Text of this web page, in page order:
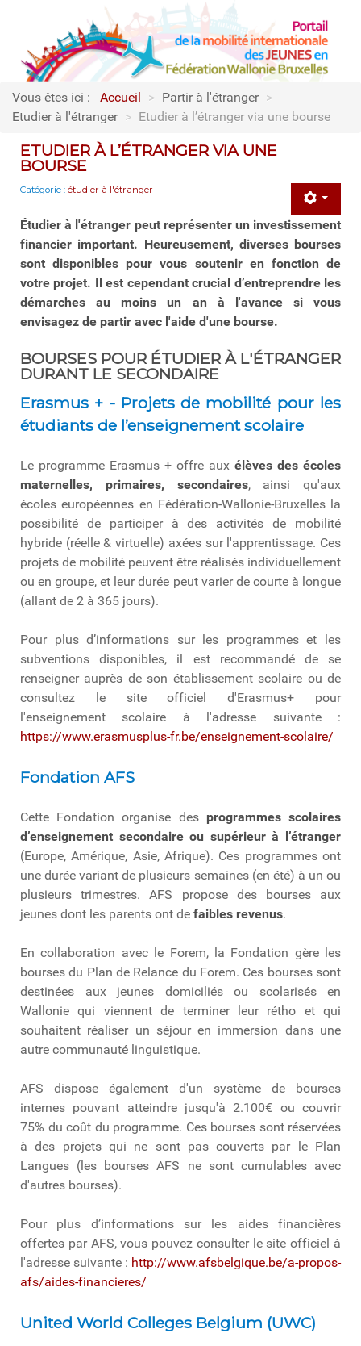
Vous êtes ici : Accueil > Partir à l'étranger >
Etudier à l'étranger > Etudier à l’étranger via une bourse
ETUDIER À L’ÉTRANGER VIA UNE
BOURSE
Catégorie : étudier à l'étranger
Étudier à l'étranger peut représenter un investissement
financier important. Heureusement, diverses bourses
sont disponibles pour vous soutenir en fonction de
votre projet. Il est cependant crucial d’entreprendre les
démarches au moins un an à l'avance si vous
envisagez de partir avec l'aide d'une bourse.
BOURSES POUR ÉTUDIER À L'ÉTRANGER
DURANT LE SECONDAIRE
Erasmus + - Projets de mobilité pour les
étudiants de l’enseignement scolaire
Le programme Erasmus + offre aux élèves des écoles
maternelles, primaires, secondaires, ainsi qu'aux
écoles européennes en Fédération-Wallonie-Bruxelles la
possibilité de participer à des activités de mobilité
hybride (réelle & virtuelle) axées sur l'apprentissage. Ces
projets de mobilité peuvent être réalisés individuellement
ou en groupe, et leur durée peut varier de courte à longue
(allant de 2 à 365 jours).
Pour plus d’informations sur les programmes et les
subventions disponibles, il est recommandé de se
renseigner auprès de son établissement scolaire ou de
consultez le site officiel d'Erasmus+ pour
l'enseignement scolaire à l'adresse suivante :
https://www.erasmusplus-fr.be/enseignement-scolaire/
Fondation AFS
Cette Fondation organise desprogrammes scolaires
d’enseignement secondaire ou supérieur à l’étranger
(Europe, Amérique, Asie, Afrique). Ces programmes ont
une durée variant de plusieurs semaines (en été) à un ou
plusieurs trimestres. AFS propose des bourses aux
jeunes dont les parents ont de faibles revenus.
En collaboration avec le Forem, la Fondation gère les
bourses du Plan de Relance du Forem. Ces bourses sont
destinées aux jeunes domiciliés ou scolarisés en
Wallonie qui viennent de terminer leur rétho et qui
souhaitent réaliser un séjour en immersion dans une
autre communauté linguistique.
AFS dispose également d'un système de bourses
internes pouvant atteindre jusqu'à 2.100€ ou couvrir
75% du coût du programme. Ces bourses sont réservées
à des projets qui ne sont pas couverts par le Plan
Langues (les bourses AFS ne sont cumulables avec
d'autres bourses).
Pour plus d’informations sur les aides financières
offertes par AFS, vous pouvez consulter le site officiel à
l'adresse suivante : http://www.afsbelgique.be/a-propos-
afs/aides-financieres/
United World Colleges Belgium (UWC)